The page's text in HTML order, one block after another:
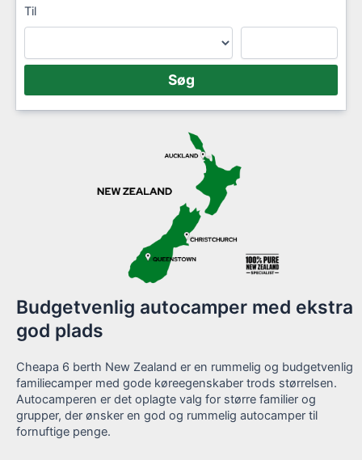
Til
Budgetvenlig autocamper med ekstra
god plads
Cheapa 6 berth New Zealand er en rummelig og budgetvenlig
familiecamper med gode køreegenskaber trods størrelsen.
Autocamperen er det oplagte valg for større familier og
grupper, der ønsker en god og rummelig autocamper til
fornuftige penge.